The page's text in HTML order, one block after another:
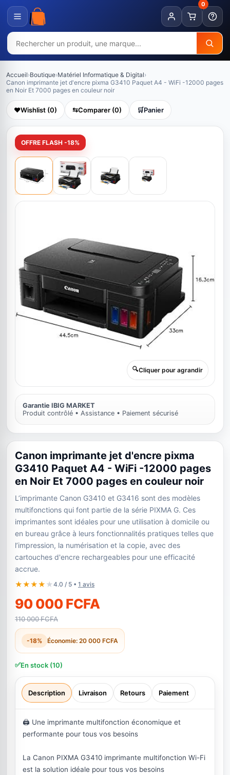
0
Accueil›Boutique›Matériel Informatique & Digital›
Canon imprimante jet d'encre pixma G3410 Paquet A4 - WiFi -12000 pages
en Noir Et 7000 pages en couleur noir
❤️Wishlist (0) ⇆Comparer (0) 🛒Panier
OFFRE FLASH -18%
🔍Cliquer pour agrandir
Garantie IBIG MARKET
Produit contrôlé • Assistance • Paiement sécurisé
Canon imprimante jet d'encre pixma
G3410 Paquet A4 - WiFi -12000 pages
en Noir Et 7000 pages en couleur noir
L’imprimante Canon G3410 et G3416 sont des modèles
multifonctions qui font partie de la série PIXMA G. Ces
imprimantes sont idéales pour une utilisation à domicile ou
en bureau grâce à leurs fonctionnalités pratiques telles que
l’impression, la numérisation et la copie, avec des
cartouches d'encre rechargeables pour une efficacité
accrue.
★★★★ ★4.0 / 5 • 1 avis
90 000 FCFA
110 000 FCFA
-18% Économie: 20 000 FCFA
✅En stock (10)
Description Livraison Retours Paiement
🖨️ Une imprimante multifonction économique et
performante pour tous vos besoins
La Canon PIXMA G3410 imprimante multifonction Wi-Fi
est la solution idéale pour tous vos besoins